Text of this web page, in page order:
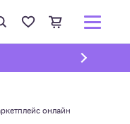
онлайн